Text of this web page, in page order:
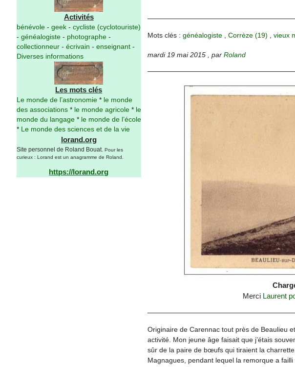
Activités
bénévole- geek- cycliste (cyclotouriste)
- généalogiste- photographe-
collectionneur- écrivain - enseignant-
Diverses informations
Les mots clés
Le monde de l’astronomie* le monde
des associations* le monde agricole* le
monde du langage* le monde de l’école
*
Le monde des sciences et de la vie
lorand.org
Site personnel de Roland Bouat. Pour les
curieux : Lorand est un anagramme de Roland.
https://lorand.org
Mots clés : généalogiste, Corrèze (19) vieux
mardi 19 mai 2015 , par Roland
Merci Laurent
Originaire de Carennac tout près de Beaulieu
activité. Mon jeune âge faisait que j’étais
sûr de la paire de bœufs qui tiraient la
Magnagues, pendant lequel la remorque a